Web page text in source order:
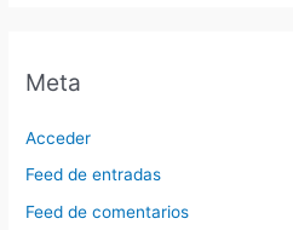
Meta
Acceder
Feed de entradas
Feed de comentarios